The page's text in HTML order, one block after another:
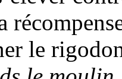
le